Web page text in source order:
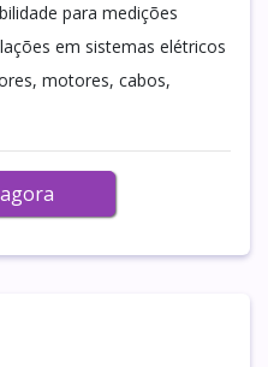
para medições
em sistemas elétricos
motores, cabos,